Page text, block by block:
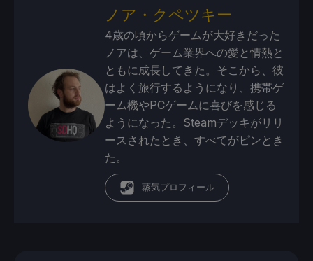
ノア・クペツキー
4歳の頃からゲームが大好きだった
ノアは、ゲーム業界への愛と情熱と
ともに成長してきた。そこから、彼
はよく旅行するようになり、携帯ゲ
ーム機やPCゲームに喜びを感じる
ようになった。Steamデッキがリリ
ースされたとき、すべてがピンとき
た。
蒸気プロフィール